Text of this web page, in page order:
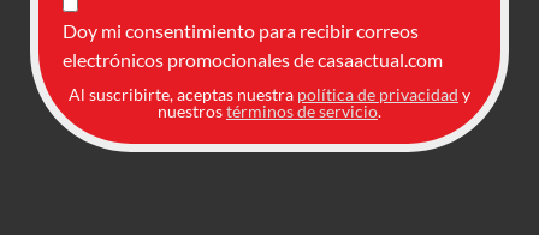
Doy mi consentimiento para recibir correos
electrónicos promocionales de casaactual.com
Al suscribirte, aceptas nuestra política de privacidad y
nuestrostérminos de servicio.